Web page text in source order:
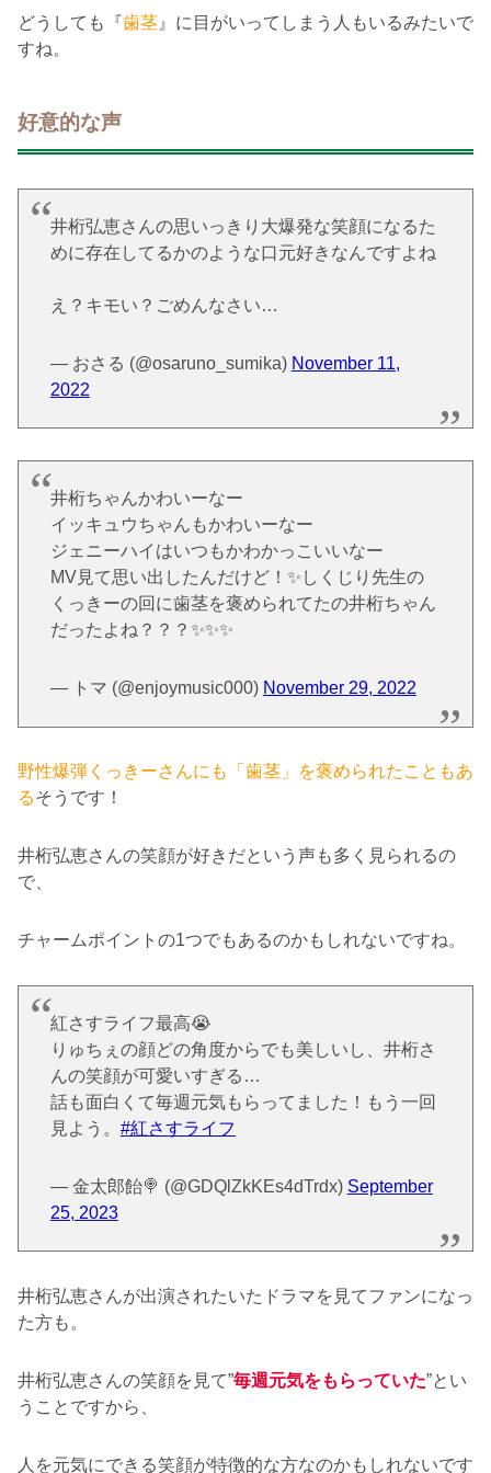
どうしても『歯茎 』に目がいってしまう人もいるみたいで
すね。
好意的な声
井桁弘恵さんの思いっきり大爆発な笑顔になるた
めに存在してるかのような口元好きなんですよね
え？キモい？ごめんなさい…
— おさる (@osaruno_sumika) November 11,
2022
井桁ちゃんかわいーなー
イッキュウちゃんもかわいーなー
ジェニーハイはいつもかわかっこいいなー
MV見て思い出したんだけど！✨しくじり先生の
くっきーの回に歯茎を褒められてたの井桁ちゃん
だったよね？？？✨✨✨
— トマ (@enjoymusic000) November 29, 2022
野性爆弾くっきーさんにも「歯茎」を褒められたこともあ
るそうです！
井桁弘恵さんの笑顔が好きだという声も多く見られるの
で、
チャームポイントの1つでもあるのかもしれないですね。
紅さすライフ最高😭
りゅちぇの顔どの角度からでも美しいし、井桁さ
んの笑顔が可愛いすぎる…
話も面白くて毎週元気もらってました！もう一回
見よう。 #紅さすライフ
— 金太郎飴🍭 (@GDQlZkKEs4dTrdx) September
25, 2023
井桁弘恵さんが出演されたいたドラマを見てファンになっ
た方も。
井桁弘恵さんの笑顔を見て”毎週元気をもらっていた”とい
うことですから、
人を元気にできる笑顔が特徴的な方なのかもしれないです